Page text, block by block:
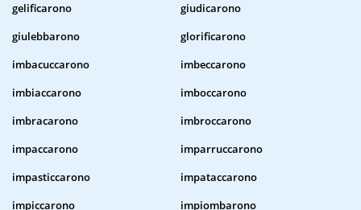
gelificarono
giudicarono
giulebbarono
glorificarono
imbacuccarono
imbeccarono
imbiaccarono
imboccarono
imbracarono
imbroccarono
impaccarono
imparruccarono
impasticcarono
impataccarono
impiccarono
impiombarono